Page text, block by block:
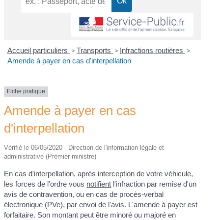
Accueil particuliers > Transports > Infractions routières >
Amende à payer en cas d'interpellation
Fiche pratique
Amende à payer en cas
d'interpellation
Vérifié le 06/05/2020 - Direction de l'information légale et
administrative (Premier ministre)
En cas d'interpellation, après interception de votre véhicule,
les forces de l'ordre vous notifient l'infraction par remise d'un
avis de contravention, ou en cas de procès-verbal
électronique (PVe), par envoi de l'avis. L'amende à payer est
forfaitaire. Son montant peut être minoré ou majoré en